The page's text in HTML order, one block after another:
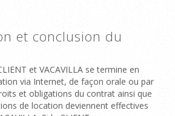
et conclusion du
et VACAVILLA se termine en
via Internet, de façon orale ou par
et obligations du contrat ainsi que
de location deviennent effectives